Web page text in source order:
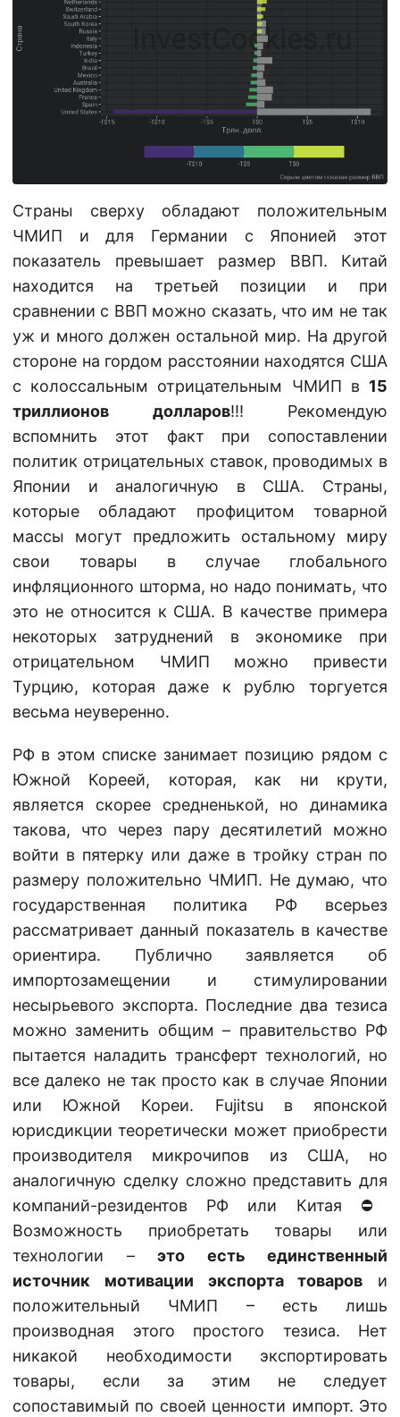
Страны сверху обладают положительным
ЧМИП и для Германии с Японией этот
показатель превышает размер ВВП. Китай
находится на третьей позиции и при
сравнении с ВВП можно сказать, что им не так
уж и много должен остальной мир. На другой
стороне на гордом расстоянии находятся США
с колоссальным отрицательным ЧМИП в 15
триллионов долларов!!! Рекомендую
вспомнить этот факт при сопоставлении
политик отрицательных ставок, проводимых в
Японии и аналогичную в США. Страны,
которые обладают профицитом товарной
массы могут предложить остальному миру
свои товары в случае глобального
инфляционного шторма, но надо понимать, что
это не относится к США. В качестве примера
некоторых затруднений в экономике при
отрицательном ЧМИП можно привести
Турцию, которая даже к рублю торгуется
весьма неуверенно.
РФ в этом списке занимает позицию рядом с
Южной Кореей, которая, как ни крути,
является скорее средненькой, но динамика
такова, что через пару десятилетий можно
войти в пятерку или даже в тройку стран по
размеру положительно ЧМИП. Не думаю, что
государственная политика РФ всерьез
рассматривает данный показатель в качестве
ориентира. Публично заявляется об
импортозамещении и стимулировании
несырьевого экспорта. Последние два тезиса
можно заменить общим – правительство РФ
пытается наладить трансферт технологий, но
все далеко не так просто как в случае Японии
или Южной Кореи. Fujitsu в японской
юрисдикции теоретически может приобрести
производителя микрочипов из США, но
аналогичную сделку сложно представить для
компаний-резидентов РФ или Китая ⛔️
Возможность приобретать товары или
технологии – это есть единственный
источник мотивации экспорта товаров и
положительный ЧМИП – есть лишь
производная этого простого тезиса. Нет
никакой необходимости экспортировать
товары, если за этим не следует
сопоставимый по своей ценности импорт. Это